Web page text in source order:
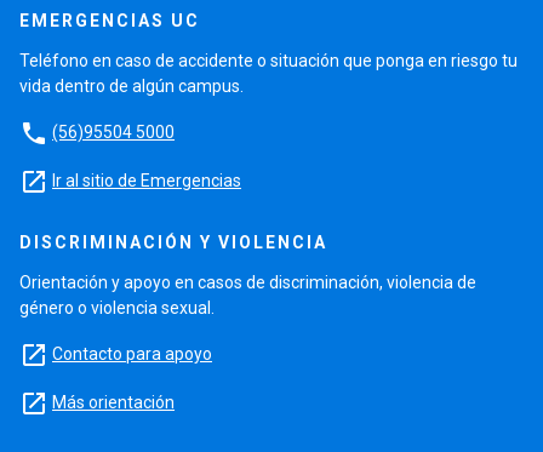
EMERGENCIAS UC
Teléfono en caso de accidente o situación que ponga en riesgo tu
vida dentro de algún campus.
phone (56)95504 5000
launch Ir al sitio de Emergencias
DISCRIMINACIÓN Y VIOLENCIA
Orientación y apoyo en casos de discriminación, violencia de
género o violencia sexual.
launch Contacto para apoyo
launch Más orientación